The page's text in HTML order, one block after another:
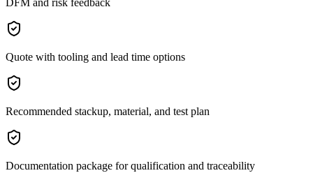
DFM and risk feedback
Quote with tooling and lead time options
Recommended stackup, material, and test plan
Documentation package for qualification and traceability